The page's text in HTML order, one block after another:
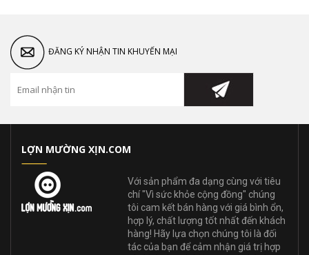
ĐĂNG KÝ NHẬN TIN KHUYẾN MẠI
LỢN MƯỜNG XỊN.COM
Với sản phẩm đa dạng cùng với tiêu
chí "Vì sức khỏe cộng đồng" chúng
tôi cam kết bán hàng với giá bình ổn,
hợp lý, chất lượng tốt nhất đến khách
hàng! Hãy lựa chọn chúng tôi là đối
tác của bạn để cảm nhận giá trị hợp